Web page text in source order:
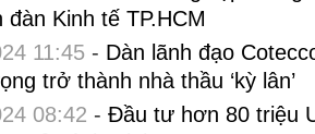
đàn Kinh tế TP.HCM
11:45- Dàn lãnh đạo
trở thành nhà thầu ‘kỳ lân’
08:42 - Đầu tư hơn 80 triệu